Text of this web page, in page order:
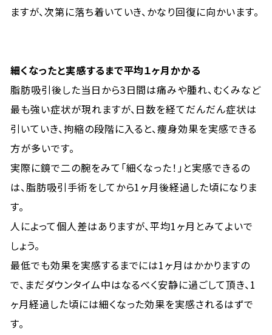
ますが、次第に落ち着いていき、かなり回復に向かいます。
細くなったと実感するまで平均１ヶ月かかる
脂肪吸引後した当日から3日間は痛みや腫れ、むくみなど
最も強い症状が現れますが、日数を経てだんだん症状は
引いていき、拘縮の段階に入ると、痩身効果を実感できる
方が多いです。
実際に鏡で二の腕をみて「細くなった！」と実感できるの
は、脂肪吸引手術をしてから1ヶ月後経過した頃になりま
す。
人によって個人差はありますが、平均1ヶ月とみてよいで
しょう。
最低でも効果を実感するまでには1ヶ月はかかりますの
で、まだダウンタイム中はなるべく安静に過ごして頂き、1
ヶ月経過した頃には細くなった効果を実感されるはずで
す。